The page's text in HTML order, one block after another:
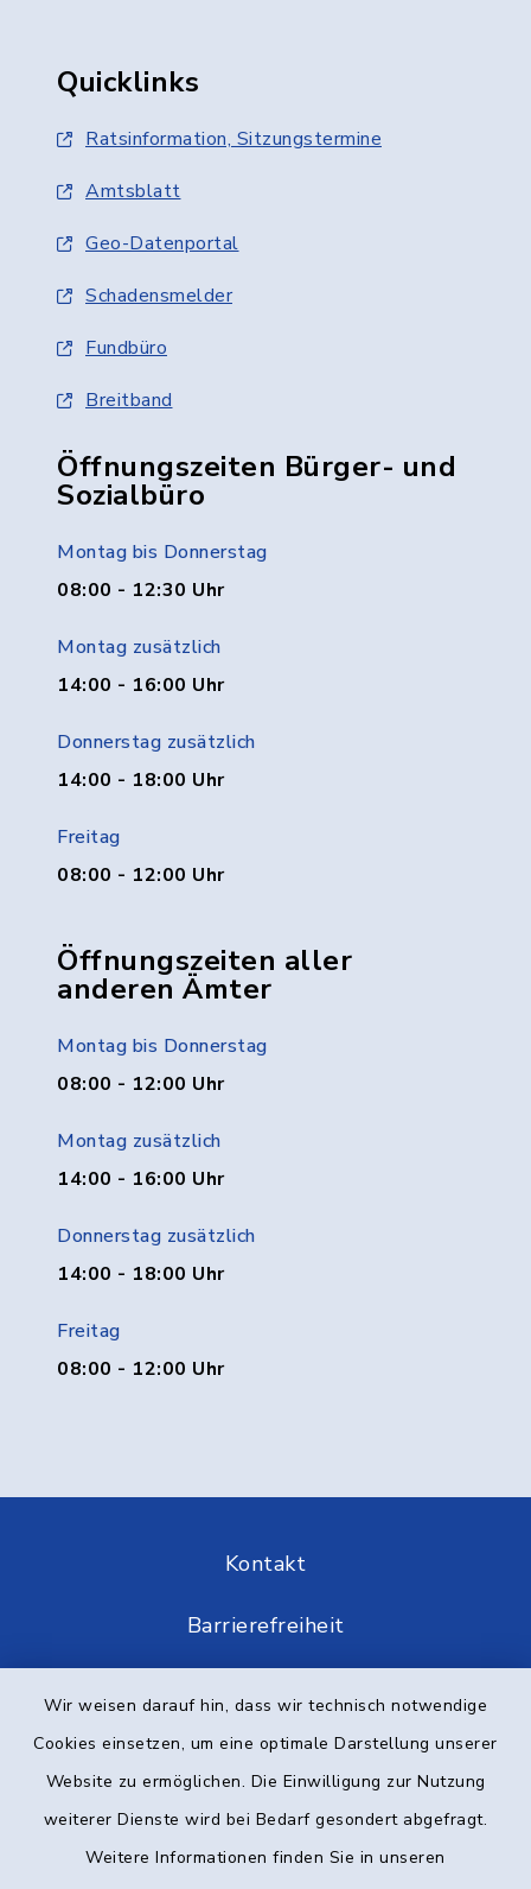
Wir weisen darauf hin, dass wir technisch notwendige
Cookies einsetzen, um eine optimale Darstellung unserer
Website zu ermöglichen. Die Einwilligung zur Nutzung
weiterer Dienste wird bei Bedarf gesondert abgefragt.
Weitere Informationen finden Sie in unseren
Quicklinks
Ratsinformation, Sitzungstermine
Amtsblatt
Geo-Datenportal
Schadensmelder
Fundbüro
Breitband
Öffnungszeiten Bürger- und
Sozialbüro
Montag bis Donnerstag
08:00 - 12:30 Uhr
Montag zusätzlich
14:00 - 16:00 Uhr
Donnerstag zusätzlich
14:00 - 18:00 Uhr
Freitag
08:00 - 12:00 Uhr
Öffnungszeiten aller
anderen Ämter
Montag bis Donnerstag
08:00 - 12:00 Uhr
Montag zusätzlich
14:00 - 16:00 Uhr
Donnerstag zusätzlich
14:00 - 18:00 Uhr
Freitag
08:00 - 12:00 Uhr
Kontakt
Barrierefreiheit
Impressum
Elektronische Kommunikation
Sitemap